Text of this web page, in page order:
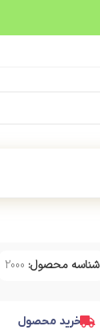
شناسه محصول: 2000
خرید محصول